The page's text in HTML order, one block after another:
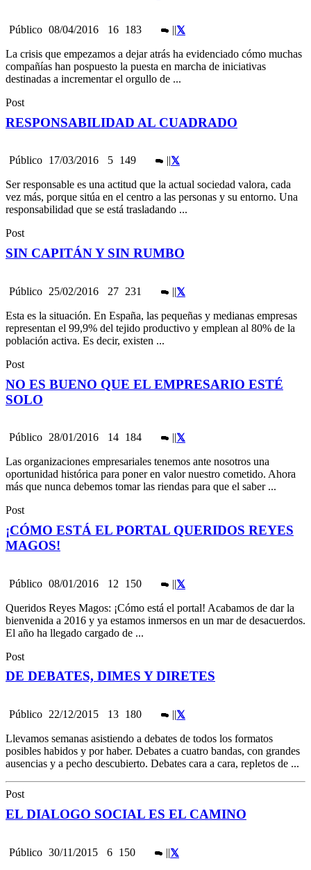
Público 08/04/2016 16 183 ||
La crisis que empezamos a dejar atrás ha evidenciado cómo muchas
compañías han pospuesto la puesta en marcha de iniciativas
destinadas a incrementar el orgullo de ...
Post
RESPONSABILIDAD AL CUADRADO
Público 17/03/2016 5 149
Ser responsable es una actitud que la actual sociedad valora, cada
vez más, porque sitúa en el centro a las personas y su entorno. Una
responsabilidad que se está trasladando ...
Post
SIN CAPITÁN Y SIN RUMBO
Público 25/02/2016 27 231 ||
Esta es la situación. En España, las pequeñas y medianas empresas
representan el 99,9% del tejido productivo y emplean al 80% de la
población activa. Es decir, existen ...
Post
NO ES BUENO QUE EL EMPRESARIO ESTÉ
SOLO
Público 28/01/2016 14 184 ||
Las organizaciones empresariales tenemos ante nosotros una
oportunidad histórica para poner en valor nuestro cometido. Ahora
más que nunca debemos tomar las riendas para que el saber ...
Post
¡CÓMO ESTÁ EL PORTAL QUERIDOS REYES
MAGOS!
Público 08/01/2016 12 150 ||
Queridos Reyes Magos: ¡Cómo está el portal! Acabamos de dar la
bienvenida a 2016 y ya estamos inmersos en un mar de desacuerdos.
El año ha llegado cargado de ...
Post
DE DEBATES, DIMES Y DIRETES
Público 22/12/2015 13 180 ||
Llevamos semanas asistiendo a debates de todos los formatos
posibles habidos y por haber. Debates a cuatro bandas, con grandes
ausencias y a pecho descubierto. Debates cara a cara, repletos de ...
Post
EL DIALOGO SOCIAL ES EL CAMINO
Público 30/11/2015 6 150 ||